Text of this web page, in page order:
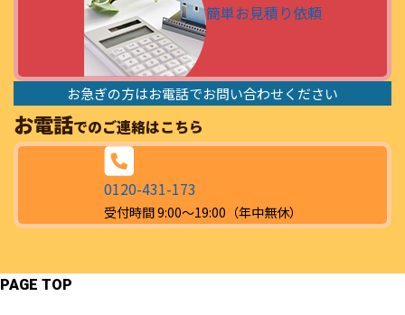
簡単お見積り依頼
お急ぎの方はお電話でお問い合わせください
お電話でのご連絡はこちら
0120-431-173
受付時間 9:00～19:00（年中無休）
PAGE TOP